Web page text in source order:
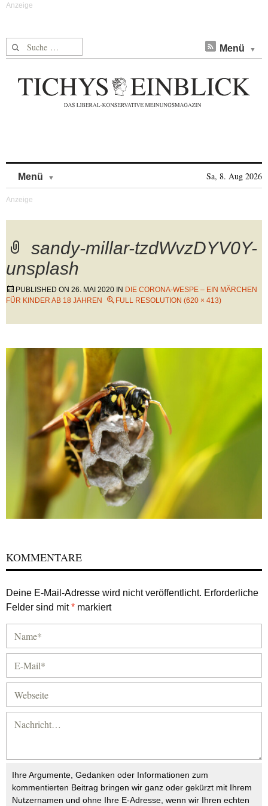
Suche nach: Menü
Menü Sa, 8. Aug 2026
sandy-millar-tzdWvzDYV0Y-
unsplash
PUBLISHED ON 26. MAI 2020 IN DIE CORONA-WESPE – EIN MÄRCHEN
FÜR KINDER AB 18 JAHREN
FULL RESOLUTION (620 × 413)
KOMMENTARE
Deine E-Mail-Adresse wird nicht veröffentlicht. Erforderliche
Felder sind mit* markiert
Ihre Argumente, Gedanken oder Informationen zum
kommentierten Beitrag bringen wir ganz oder gekürzt mit Ihrem
Nutzernamen und ohne Ihre E-Adresse, wenn wir Ihren echten